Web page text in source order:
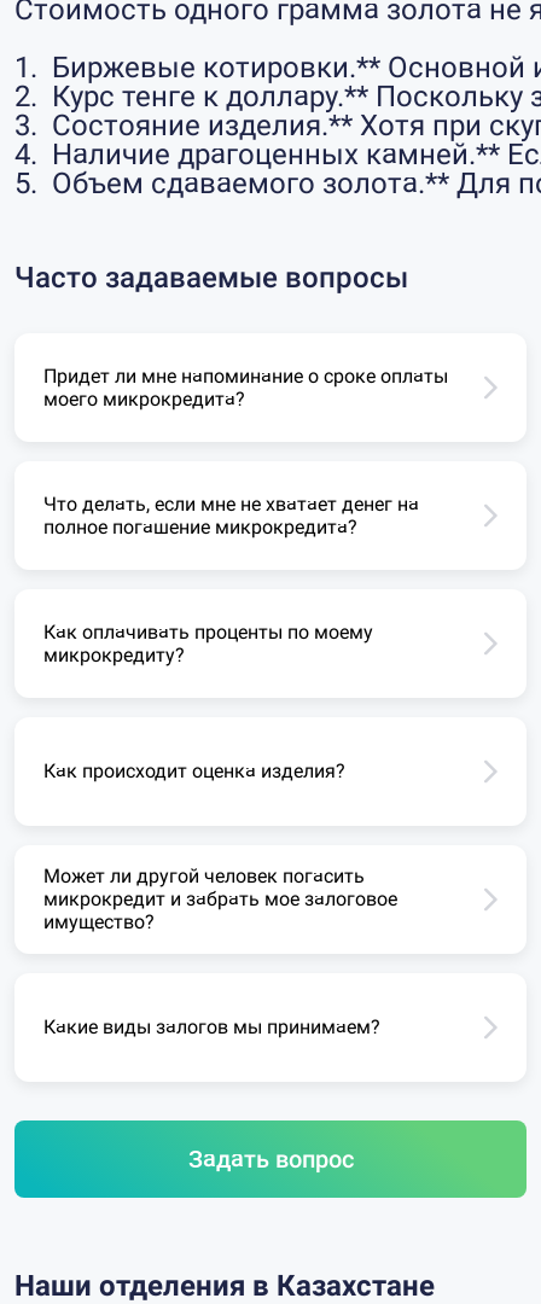
Стоимость одного грамма золота
1.  Биржевые котировки.** Основной
2.  Курс тенге к доллару.**
3.  Состояние изделия.** Хотя при
4.  Наличие драгоценных камней.**
5.  Объем сдаваемого золота.** Для
Часто задаваемые вопросы
Придет ли мне напоминание о сроке оплаты
моего микрокредита?
Что делать, если мне не хватает денег на
полное погашение микрокредита?
Как оплачивать проценты по моему
микрокредиту?
Как происходит оценка изделия?
Может ли другой человек погасить
микрокредит и забрать мое залоговое
имущество?
Какие виды залогов мы принимаем?
Задать вопрос
Наши отделения в Казахстане